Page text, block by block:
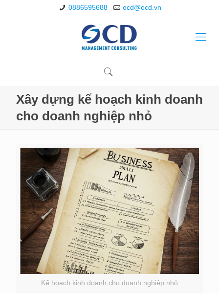
0886595688 ocd@ocd.vn
Xây dựng kế hoạch kinh doanh
cho doanh nghiệp nhỏ
Kế hoạch kinh doanh cho doanh nghiệp nhỏ